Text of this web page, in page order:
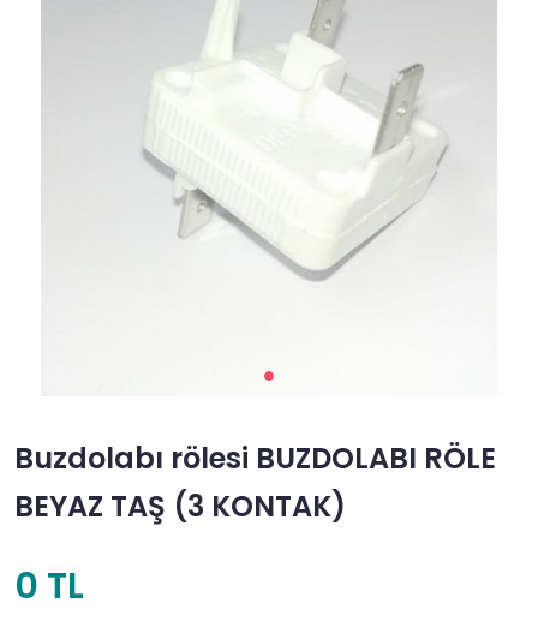
Buzdolabı rölesi BUZDOLABI RÖLE
BEYAZ TAŞ (3 KONTAK)
0 TL